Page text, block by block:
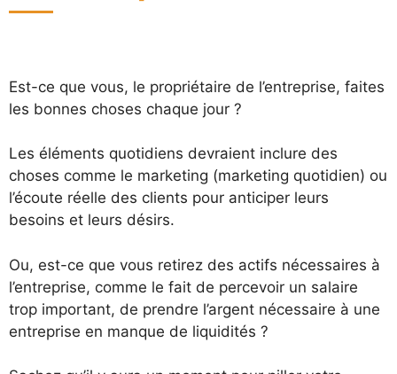
Est-ce que vous, le propriétaire de l’entreprise, faites
les bonnes choses chaque jour ?
Les éléments quotidiens devraient inclure des
choses comme le marketing (marketing quotidien) ou
l’écoute réelle des clients pour anticiper leurs
besoins et leurs désirs.
Ou, est-ce que vous retirez des actifs nécessaires à
l’entreprise, comme le fait de percevoir un salaire
trop important, de prendre l’argent nécessaire à une
entreprise en manque de liquidités ?